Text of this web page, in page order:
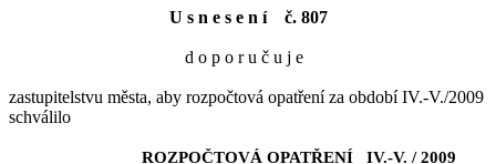
U s n e s e n í č. 807
d o p o r u č u j e
zastupitelstvu města, aby rozpočtová opatření za období IV.-V./2009
schválilo
ROZPOČTOVÁ OPATŘENÍ IV.-V. / 2009